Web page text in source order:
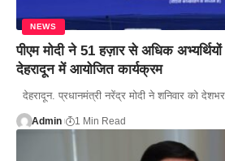
NEWS
पीएम मोदी ने 51 हज़ार से अधिक
देहरादून में आयोजित कार्यक्रम
देहरादून. प्रधानमंत्री नरेंद्र मोदी ने शनिवार को
Admin 1 Min Read